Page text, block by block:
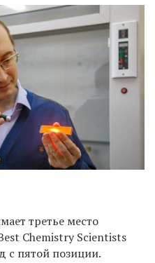
третье место
Chemistry Scientists
с пятой позиции.